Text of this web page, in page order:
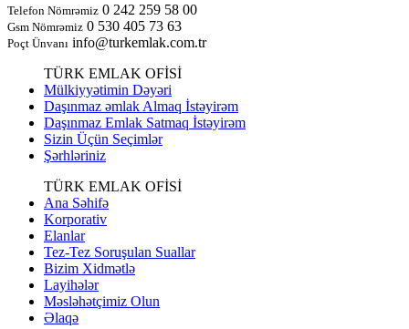
Telefon Nömrəmiz 0 242 259 58 00
Gsm Nömrəmiz 0 530 405 73 63
Poçt Ünvanı info@turkemlak.com.tr
TÜRK EMLAK OFİSİ
Mülkiyyətimin Dəyəri
Daşınmaz əmlak Almaq İstəyirəm
Daşınmaz Emlak Satmaq İstəyirəm
Sizin Üçün Seçimlər
Şərhləriniz
TÜRK EMLAK OFİSİ
Ana Səhifə
Korporativ
Elanlar
Tez-Tez Soruşulan Suallar
Bizim Xidmətlə
Layihələr
Məsləhətçimiz Olun
Əlaqə